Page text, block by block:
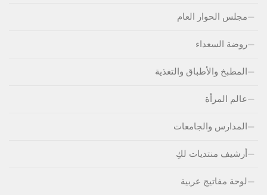
مجلس الحوار العام
روضة السعداء
المطبخ والأطباق والتغذية
عالم المرأة
المدارس والجامعات
أرشيف منتديات لكِ
لوحة مفاتيج عربية